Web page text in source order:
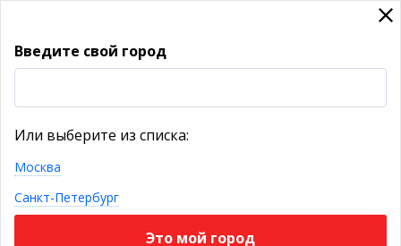
Введите свой город
Или выберите из списка:
Москва
Санкт-Петербург
Это мой город